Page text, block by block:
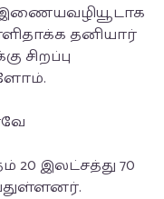
தனியார்
சிறப்பு
20 இலட்சத்து 70